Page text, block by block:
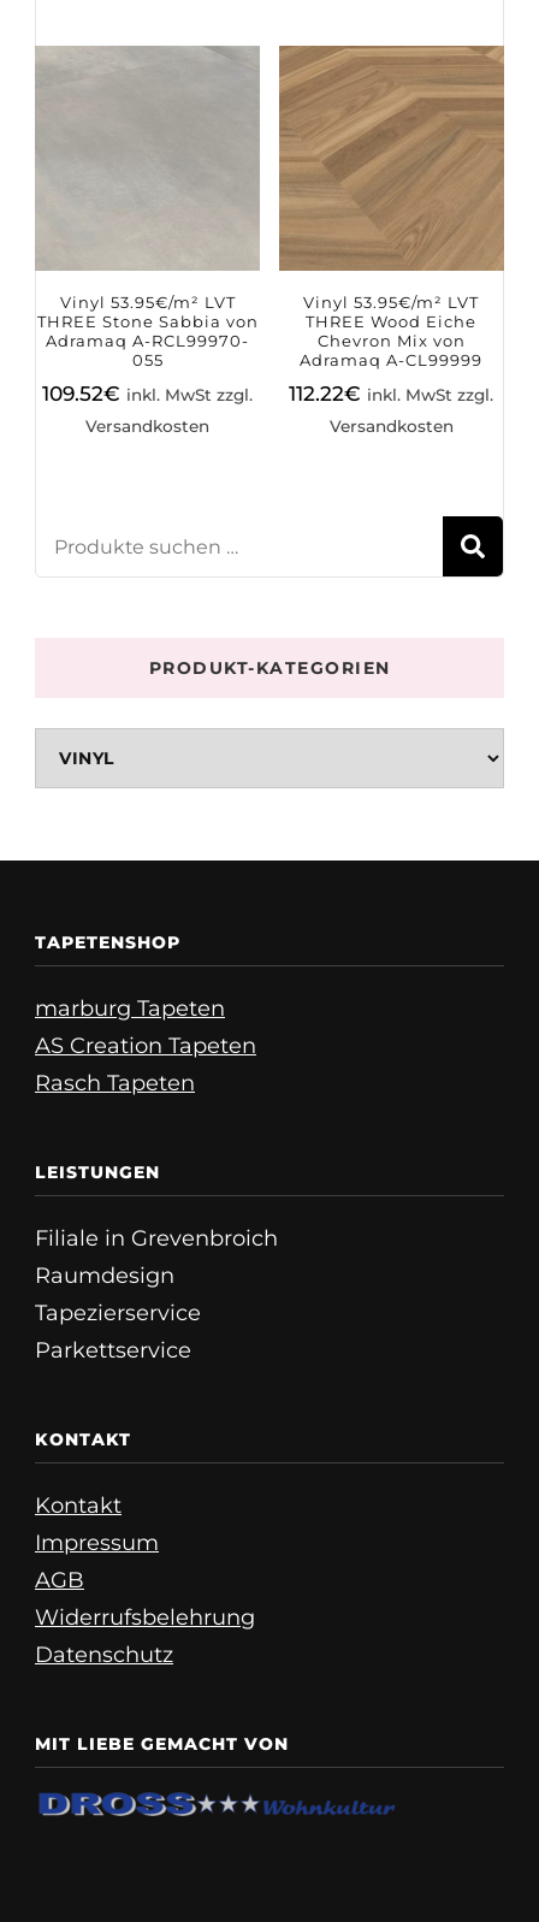
Vinyl 53.95€/m² LVT
THREE Stone Sabbia von
Adramaq A-RCL99970-
055
109.52€ inkl. MwSt zzgl.
Versandkosten
Vinyl 53.95€/m² LVT
THREE Wood Eiche
Chevron Mix von
Adramaq A-CL99999
112.22€ inkl. MwSt zzgl.
Versandkosten
PRODUKT-KATEGORIEN
TAPETENSHOP
marburg Tapeten
AS Creation Tapeten
Rasch Tapeten
LEISTUNGEN
Filiale in Grevenbroich
Raumdesign
Tapezierservice
Parkettservice
KONTAKT
Kontakt
Impressum
AGB
Widerrufsbelehrung
Datenschutz
MIT LIEBE GEMACHT VON